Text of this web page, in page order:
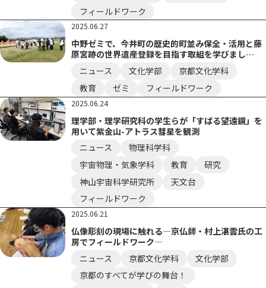
フィールドワーク
2025.06.27
中野ゼミで、今井町の歴史的町並み保全・活用と藤
原宮跡の世界遺産登録を目指す取組を学びまし
ニュース 文化学部
京都文化学科
教育
ゼミ フィールドワーク
2025.06.24
理学部・理学研究科の学生らが「すばる望遠鏡」を
用いて紫金山-アトラス彗星を観測
ニュース
物理科学科
宇宙物理・気象学科
教育
研究
神山宇宙科学研究所
天文台
フィールドワーク
2025.06.21
仏像彫刻の現場に触れる―京仏師・村上湛雲氏の工
房でフィールドワーク―
ニュース
京都文化学科
文化学部
京都のすべてが学びの舞台！